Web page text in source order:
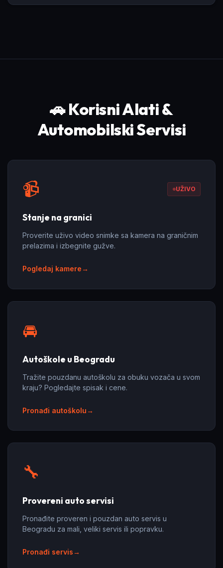
🚗 Korisni Alati &
Automobilski Servisi
📹 UŽIVO
Stanje na granici
Proverite uživo video snimke sa kamera na graničnim
prelazima i izbegnite gužve.
Pogledaj kamere
🚘
Autoškole u Beogradu
Tražite pouzdanu autoškolu za obuku vozača u svom
kraju? Pogledajte spisak i cene.
Pronađi autoškolu
🔧
Provereni auto servisi
Pronađite proveren i pouzdan auto servis u
Beogradu za mali, veliki servis ili popravku.
Pronađi servis